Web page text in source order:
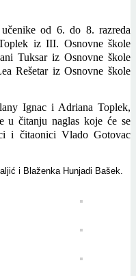
od 6. do 8. razreda
iz III. Osnovne škole
Tuksar iz Osnovne škole
Rešetar iz Osnovne škole
Ignac i Adriana Toplek,
u čitanju naglas koje će se
i čitaonici Vlado Gotovac
i Blaženka Hunjadi Bašek.